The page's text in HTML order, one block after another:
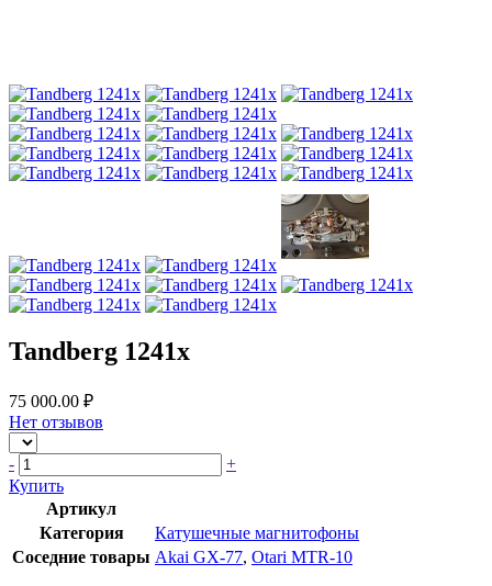
Tandberg 1241x
75 000.00 ₽
Нет отзывов
-
+
Купить
Артикул
Категория
Катушечные магнитофоны
Соседние товары Akai GX-77, Otari MTR-10